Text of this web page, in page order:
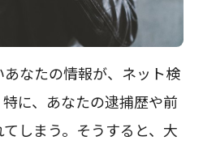
なたの情報が、ネット検
に、あなたの逮捕歴や前
しまう。そうすると、大